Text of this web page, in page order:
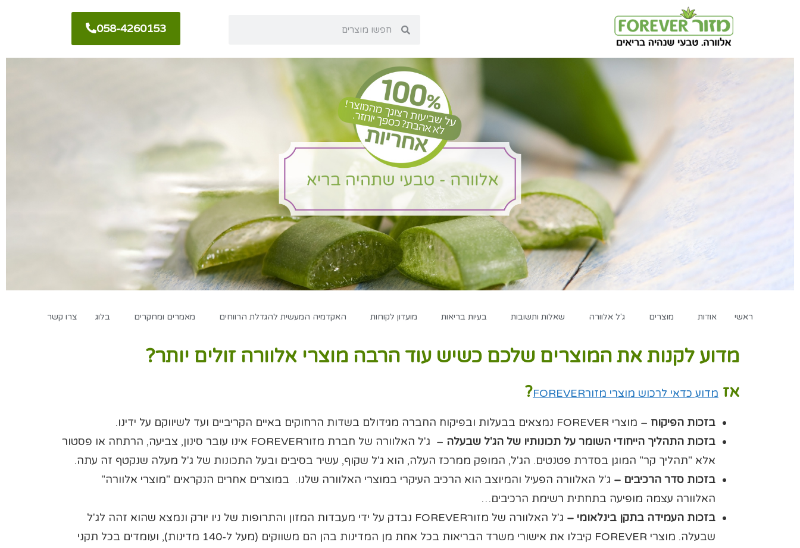
058-4260153
ראשי אודות מוצרים ג'ל אלוורה שאלות ותשובות בעיות בריאות מועדון לקוחות האקדמיה המעשית להגדלת הרווחים מאמרים ומחקרים בלוג צרו קשר
מדוע לקנות את המוצרים שלכם כשיש עוד הרבה מוצרי אלוורה זולים יותר?
אז מדוע כדאי לרכוש מוצרי מזורFOREVER ?
בזכות הפיקוח – מוצרי FOREVER נמצאים בבעלות ובפיקוח החברה מגידולם בשדות הרחוקים באיים הקריביים ועד לשיווקם על ידינו.
בזכות התהליך הייחודי השומר על תכונותיו של הג'ל שבעלה
– ג'ל האלוורה של חברת מזורFOREVER אינו עובר סינון, צביעה, הרתחה או פסטור
אלא "תהליך קר" המוגן בסדרת פטנטים. הג'ל, המופק ממרכז העלה, הוא ג'ל שקוף, עשיר בסיבים ובעל התכונות של ג'ל מעלה שנקטף זה עתה.
בזכות סדר הרכיבים – ג'ל האלוורה הפעיל והמיוצב הוא הרכיב העיקרי במוצרי האלוורה שלנו. במוצרים אחרים הנקראים "מוצרי אלוורה"
האלוורה עצמה מופיעה בתחתית רשימת הרכיבים…
בזכות העמידה בתקן בינלאומי –
ג'ל האלוורה של מזורFOREVER נבדק על ידי מעבדות המזון והתרופות של ניו יורק ונמצא שהוא זהה לג'ל
שבעלה. מוצרי FOREVER קיבלו את אישורי משרד הבריאות בכל אחת מן המדינות בהן הם משווקים (מעל ל-140 מדינות), ועומדים בכל תקני